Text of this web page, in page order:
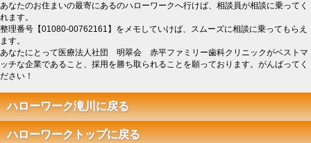
あなたのお住まいの最寄にあるのハローワークへ行けば、相談員が相談に乗ってく
れます。
整理番号【01080-00762161】をメモしていけば、スムーズに相談に乗ってもらえ
ます。
あなたにとって医療法人社団 明翠会 赤平ファミリー歯科クリニックがベストマ
ッチな企業であること、採用を勝ち取られることを願っております。がんばってく
ださい！
ハローワーク滝川に戻る
ハローワークトップに戻る